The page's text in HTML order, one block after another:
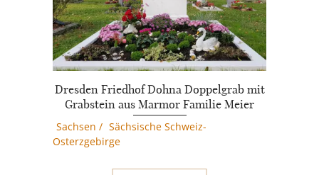
Dresden Friedhof Dohna Doppelgrab mit
Grabstein aus Marmor Familie Meier
Sachsen / Sächsische Schweiz-
Osterzgebirge